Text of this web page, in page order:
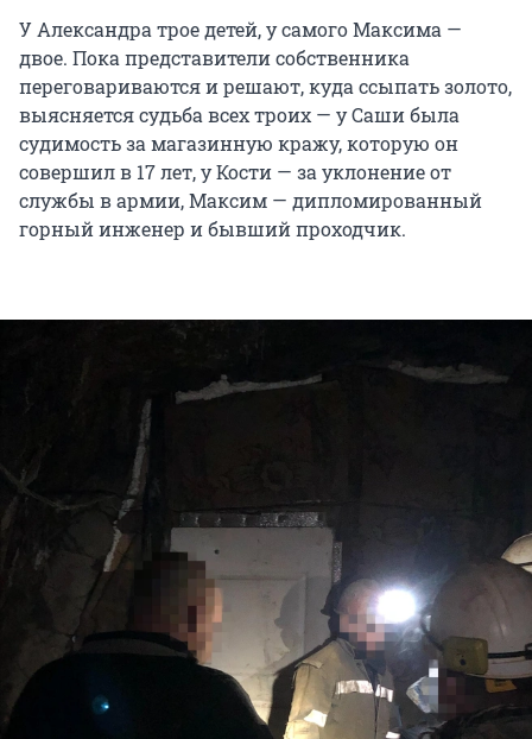
У Александра трое детей, у самого Максима —
двое. Пока представители собственника
переговариваются и решают, куда ссыпать золото,
выясняется судьба всех троих — у Саши была
судимость за магазинную кражу, которую он
совершил в 17 лет, у Кости — за уклонение от
службы в армии, Максим — дипломированный
горный инженер и бывший проходчик.